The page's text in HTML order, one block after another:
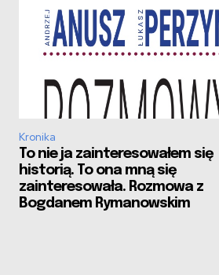
Kronika
To nie ja zainteresowałem się
historią. To ona mną się
zainteresowała. Rozmowa z
Bogdanem Rymanowskim